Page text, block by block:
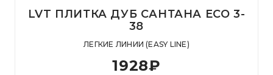
LVT ПЛИТКА ДУБ САНТАНА ЕСО 3-
38
ЛЕГКИЕ ЛИНИИ (EASY LINE)
1928₽